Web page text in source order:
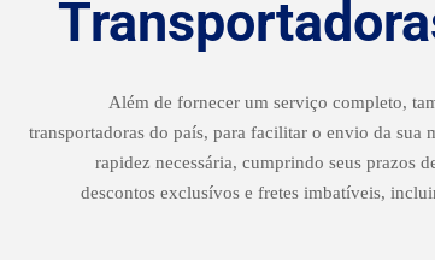
Além de fornecer um serviço completo,
transportadoras do país, para facilitar o envio da sua
rapidez necessária, cumprindo seus prazos
descontos exclusívos e fretes imbatíveis,